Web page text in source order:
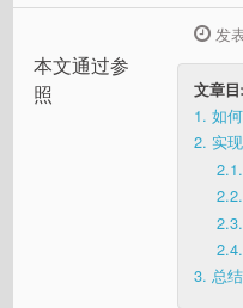
发
文章
1. 如
2. 实
2.1.
2.2.
2.3.
2.4.
3. 总结
本文通过参
照